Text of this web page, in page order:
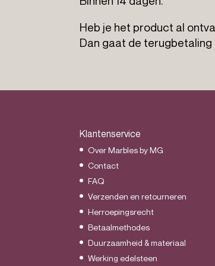
r
l
)
*
Heb je het product al
Dan gaat de
Klantenservice
Over Marbles by MG
Contact
FAQ
Verzenden en retourneren
Herroepingsrecht
Betaalmethodes
Duurzaamheid & materiaal
Werking edelsteen